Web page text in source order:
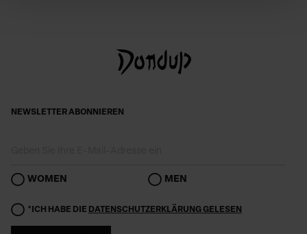
NEWSLETTER ABONNIEREN
WOMEN MEN
*ICH HABE DIE DATENSCHUTZERKLÄRUNG GELESEN